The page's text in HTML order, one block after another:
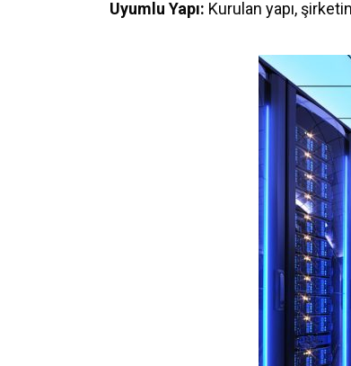
Uyumlu Yapı: Kurulan yapı,